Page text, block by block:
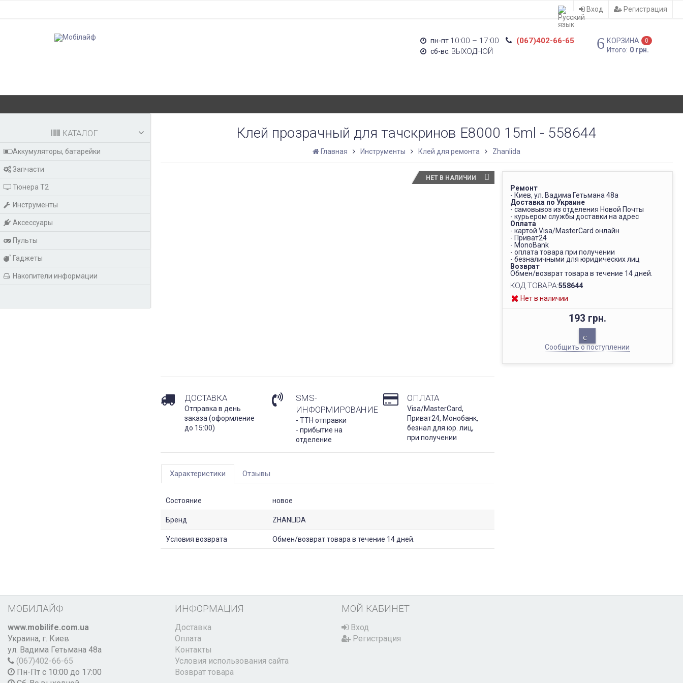
Вход Регистрация
пн-пт 10:00 – 17:00
сб-вс. ВЫХОДНОЙ
(067)402-66-65 КОРЗИНА 0
Итого: 0 грн.
КАТАЛОГ
Аккумуляторы, батарейки
Запчасти
Тюнера T2
Инструменты
Аксессуары
Пульты
Гаджеты
Накопители информации
Клей прозрачный для тачскринов E8000 15ml - 558644
Главная Инструменты Клей для ремонта Zhanlida
НЕТ В НАЛИЧИИ
Ремонт
- Киев, ул. Вадима Гетьмана 48а
Доставка по Украине
- самовывоз из отделения Новой Почты
- курьером службы доставки на адрес
Оплата
- картой Visa/MasterCard онлайн
- Приват24
- MonoBank
- оплата товара при получении
- безналичными для юридических лиц
Возврат
Обмен/возврат товара в течение 14 дней.
КОД ТОВАРА:558644
Нет в наличии
193 грн.
Сообщить о поступлении
ДОСТАВКА
Отправка в день
заказа (оформление
до 15:00)
SMS-
ИНФОРМИРОВАНИЕ
- ТТН отправки
- прибытие на
отделение
ОПЛАТА
Visa/MasterCard,
Приват24, Монобанк,
безнал для юр. лиц,
при получении
Характеристики Отзывы
Состояние новое
Бренд ZHANLIDA
Условия возврата Обмен/возврат товара в течение 14 дней.
МОБИЛАЙФ
www.mobilife.com.ua
Украина, г. Киев
ул. Вадима Гетьмана 48а
(067)402-66-65
Пн-Пт с 10:00 до 17:00
ИНФОРМАЦИЯ
Доставка
Оплата
Контакты
Условия использования сайта
Возврат товара
МОЙ КАБИНЕТ
Вход
Регистрация